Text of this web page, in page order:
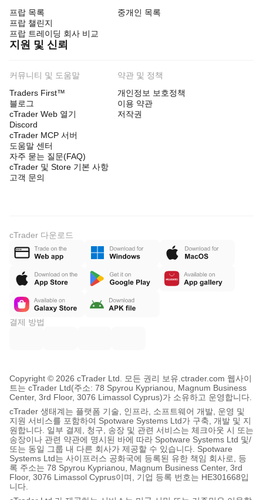
프랍 목록
프랍 챌린지
프랍 트레이딩 회사 비교
중개인 목록
지원 및 신뢰
커뮤니티 및 도움말
Traders First™
블로그
cTrader Web 열기
Discord
cTrader MCP 서버
도움말 센터
자주 묻는 질문(FAQ)
cTrader 및 Store 기본 사항
고객 문의
약관 및 정책
개인정보 보호정책
이용 약관
저작권
cTrader 다운로드
결제 방법
Copyright © 2026 cTrader Ltd. 모든 권리 보유. ctrader.com 웹사이
트는 cTrader Ltd(주소: 78 Spyrou Kyprianou, Magnum Business
Center, 3rd Floor, 3076 Limassol Cyprus)가 소유하고 운영합니다.
cTrader 생태계는 플랫폼 기술, 인프라, 소프트웨어 개발, 운영 및
지원 서비스를 포함하여 Spotware Systems Ltd가 구축, 개발 및 지
원합니다. 일부 결제, 청구, 송장 및 관련 서비스는 체크아웃 시 또는
송장이나 관련 약관에 명시된 바에 따라 Spotware Systems Ltd 및/
또는 동일 그룹 내 다른 회사가 제공할 수 있습니다. Spotware
Systems Ltd는 사이프러스 공화국에 등록된 유한 책임 회사로, 등
록 주소는 78 Spyrou Kyprianou, Magnum Business Center, 3rd
Floor, 3076 Limassol Cyprus이며, 기업 등록 번호는 HE301668입
니다.